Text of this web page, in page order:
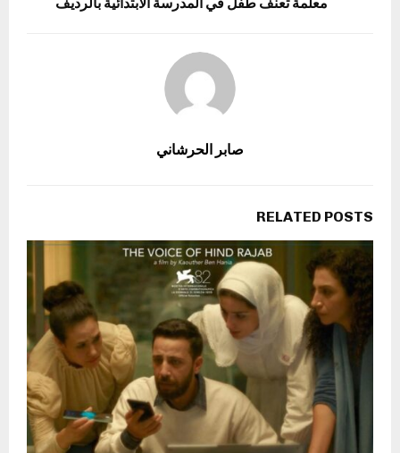
صابر الحرشاني
RELATED POSTS